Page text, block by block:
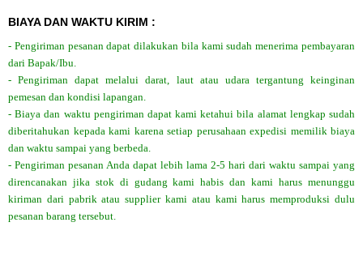
BIAYA DAN WAKTU KIRIM :
- Pengiriman pesanan dapat dilakukan bila kami sudah menerima pembayaran
dari Bapak/Ibu.
- Pengiriman dapat melalui darat, laut atau udara tergantung keinginan
pemesan dan kondisi lapangan.
- Biaya dan waktu pengiriman dapat kami ketahui bila alamat lengkap sudah
diberitahukan kepada kami karena setiap perusahaan expedisi memilik biaya
dan waktu sampai yang berbeda.
- Pengiriman pesanan Anda dapat lebih lama 2-5 hari dari waktu sampai yang
direncanakan jika stok di gudang kami habis dan kami harus menunggu
kiriman dari pabrik atau supplier kami atau kami harus memproduksi dulu
pesanan barang tersebut.